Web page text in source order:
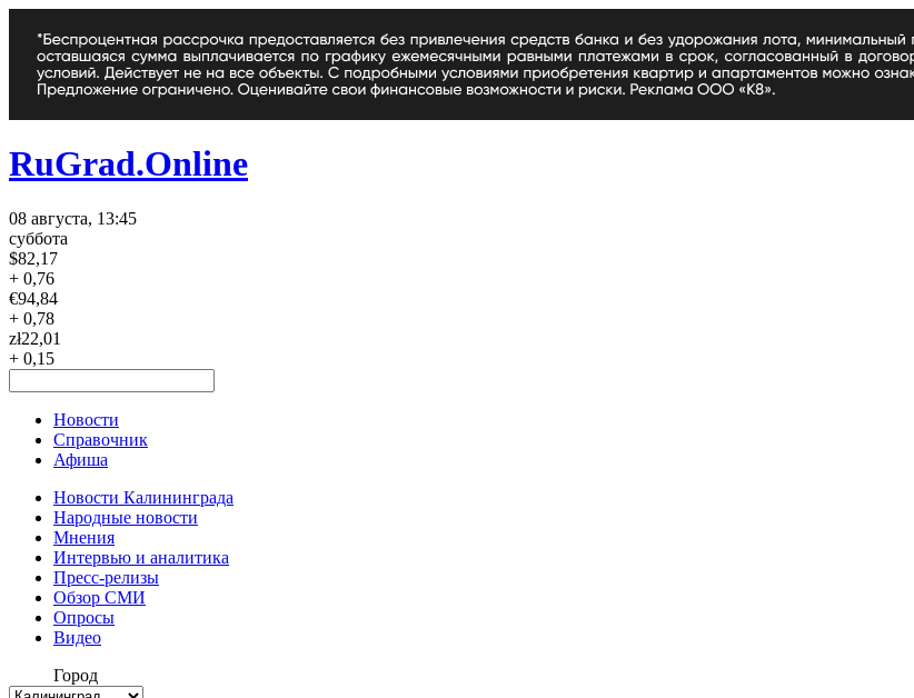
RuGrad.Online
08 августа, 13:45
суббота
$82,17
+ 0,76
€94,84
+ 0,78
zł22,01
+ 0,15
Новости
Справочник
Афиша
Новости Калининграда
Народные новости
Мнения
Интервью и аналитика
Пресс-релизы
Обзор СМИ
Опросы
Видео
Город